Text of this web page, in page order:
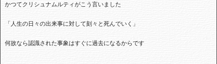
かつてクリシュナムルティがこう言いました
「人生の日々の出来事に対して刻々と死んでいく」
何故なら認識された事象はすぐに過去になるからです